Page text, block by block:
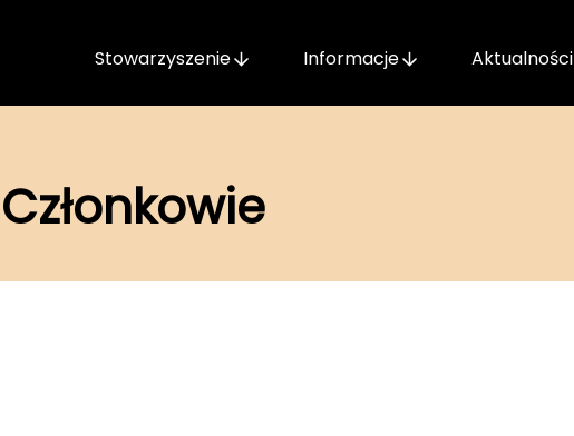
Stowarzyszenie Informacje Aktualności
Członkowie